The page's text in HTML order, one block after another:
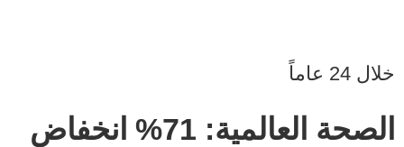
خلال 24 عاماً
الصحة العالمية: 71% انخفاض